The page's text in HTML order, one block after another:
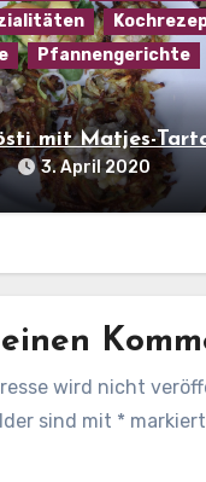
Pfannengerichte
mit Matjes-
3. April 2020
wird nicht
sind mit * markiert